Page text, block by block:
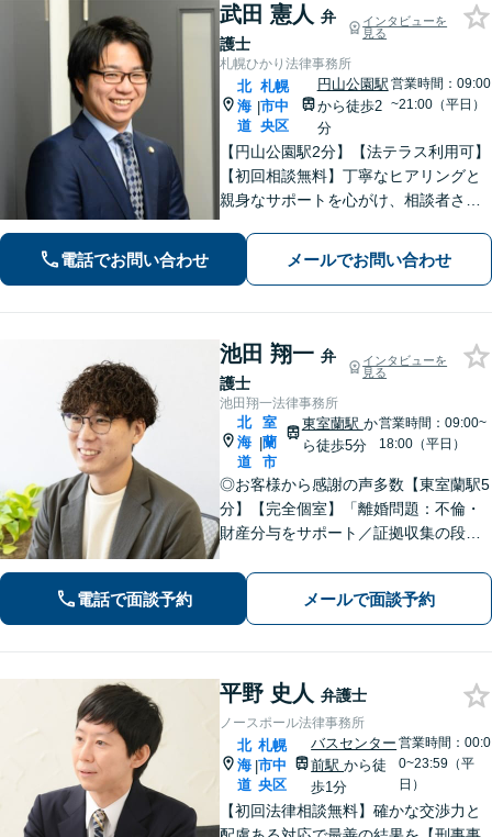
武田 憲人 弁
護士
インタビューを
見る
札幌ひかり法律事務所
北
海
道
|
札幌
市中
央区
円山公園駅
から徒歩2
分
営業時間：09:00
~21:00（平日）
【円山公園駅2分】【法テラス利用可】
【初回相談無料】丁寧なヒアリングと
親身なサポートを心がけ、相談者さま
す。離婚や労働、相続など幅広い分野
に対応しておりますので、ぜひご相談
電話でお問い合わせ メールでお問い合わせ
池田 翔一 弁
護士
インタビューを
見る
池田翔一法律事務所
北
海
道
|
室
蘭
市
東室蘭駅 か
ら徒歩5分
営業時間：09:00~
18:00（平日）
◎お客様から感謝の声多数【東室蘭駅5
分】【完全個室】「離婚問題：不倫・
財産分与をサポート／証拠収集の段階
的なアプローチ」「相続問題：幅広い
相続問題に対応できる豊富な経験」適
切な公正証書遺言を作成【行政書士資
格保有】
電話で面談予約 メールで面談予約
平野 史人 弁護士
ノースポール法律事務所
北
海
道
|
札幌
市中
央区
バスセンター
前駅から徒
歩1分
営業時間：00:0
0~23:59（平
日）
【初回法律相談無料】確かな交渉力と